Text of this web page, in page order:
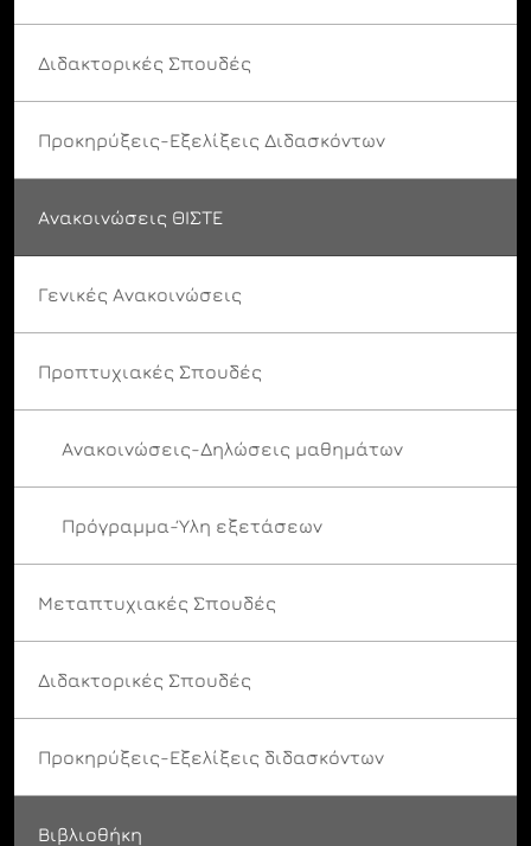
Διδακτορικές Σπουδές
Προκηρύξεις-Εξελίξεις Διδασκόντων
Ανακοινώσεις ΘΙΣΤΕ
Γενικές Ανακοινώσεις
Προπτυχιακές Σπουδές
Ανακοινώσεις-Δηλώσεις μαθημάτων
Πρόγραμμα-Ύλη εξετάσεων
Μεταπτυχιακές Σπουδές
Διδακτορικές Σπουδές
Προκηρύξεις-Εξελίξεις διδασκόντων
Βιβλιοθήκη